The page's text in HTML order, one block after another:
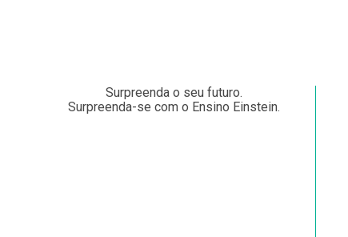
Surpreenda o seu futuro.
Surpreenda-se com o Ensino Einstein.